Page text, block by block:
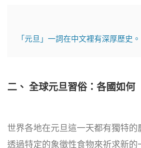
「元旦」一詞在中文裡有深厚歷
二、 全球元旦習俗：各國如何
世界各地在元旦這一天都有獨特的
透過特定的象徵性食物來祈求新的